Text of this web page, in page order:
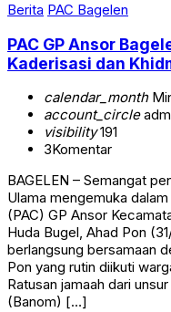
Berita PAC Bagelen
PAC GP Ansor
Kaderisasi dan
calendar_month
account_circle
visibility191
3Komentar
BAGELEN – Semangat
Ulama mengemuka
(PAC) GP Ansor
Huda Bugel, Ahad Pon
berlangsung bersamaan
Pon yang rutin diikuti
Ratusan jamaah dari
(Banom) […]